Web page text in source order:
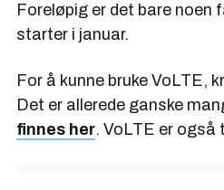
Foreløpig er det bare noen
starter i januar.
For å kunne bruke VoLTE,
Det er allerede ganske
finnes her. VoLTE er